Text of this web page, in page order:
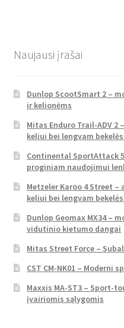
Naujausi įrašai
Dunlop ScootSmart 2 –
ir kelionėms
Mitas Enduro Trail-ADV
keliui bei lengvam
Continental SportAttack
proginiam naudojimui
Metzeler Karoo 4 Street
keliui bei lengvam
Dunlop Geomax MX34 –
vidutinio kietumo dangai
Mitas Street Force –
CST CM-NK01 – Moderni
Maxxis MA-ST3 – Sport-
įvairiomis sąlygomis